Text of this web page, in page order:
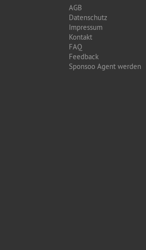
AGB
Datenschutz
Impressum
Kontakt
FAQ
Feedback
Sponsoo Agent werden